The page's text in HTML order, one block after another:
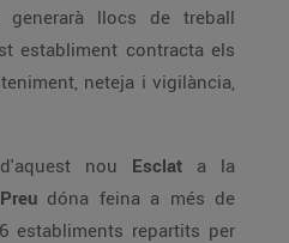
generarà llocs de treball
establiment contracta els
neteja i vigilància,
nou Esclat a la
dóna feina a més de
establiments repartits per